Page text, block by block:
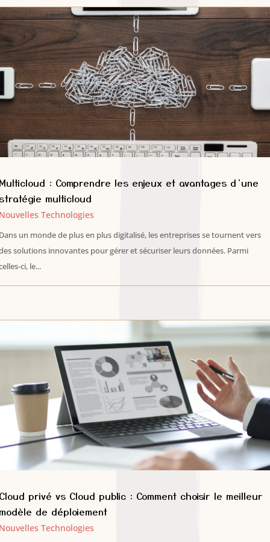
: Comprendre les enjeux et avantages d’une
multicloud
Technologies
un monde de plus en plus digitalisé, les entreprises se tournent vers
solutions innovantes pour gérer et sécuriser leurs données. Parmi
ci, le...
privé vs Cloud public : Comment choisir le meilleur
de déploiement
Technologies